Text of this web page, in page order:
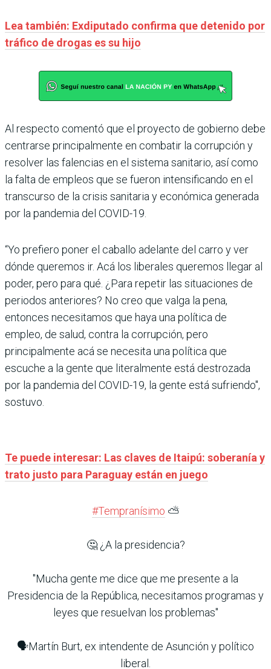
Lea también: Exdiputado confirma que detenido por
tráfico de drogas es su hijo
Al respecto comentó que el proyecto de gobierno debe
centrarse principalmente en combatir la corrupción y
resolver las falencias en el sistema sanitario, así como
la falta de empleos que se fueron intensificando en el
transcurso de la crisis sanitaria y económica generada
por la pandemia del COVID-19.
“Yo prefiero poner el caballo adelante del carro y ver
dónde queremos ir. Acá los liberales queremos llegar al
poder, pero para qué. ¿Para repetir las situaciones de
periodos anteriores? No creo que valga la pena,
entonces necesitamos que haya una política de
empleo, de salud, contra la corrupción, pero
principalmente acá se necesita una política que
escuche a la gente que literalmente está destrozada
por la pandemia del COVID-19, la gente está sufriendo″,
sostuvo.
Te puede interesar: Las claves de Itaipú: soberanía y
trato justo para Paraguay están en juego
#Tempranísimo ⛅️
🤔 ¿A la presidencia?
"Mucha gente me dice que me presente a la
Presidencia de la República, necesitamos programas y
leyes que resuelvan los problemas"
🗣Martín Burt, ex intendente de Asunción y político
liberal.